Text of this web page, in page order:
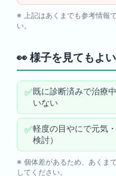
※ 上記はあくまでも参考情報
い。
👀様子を見てもよ
✅既に診断済みで治療
いない
✅軽度の目やにで元気
検討）
※ 個体差があるため、あくま
してください。